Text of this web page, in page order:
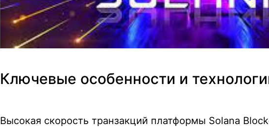
Ключевые особенности и
Высокая скорость транзакций платформы Solana